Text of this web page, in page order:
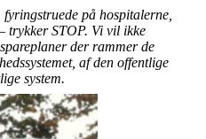
på hospitalerne,
trykker STOP. Vi vil ikke
der rammer de
af den offentlige
system.